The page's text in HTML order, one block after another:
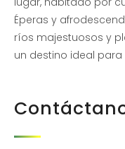
Éperas y
ríos majestuosos y
un destino ideal